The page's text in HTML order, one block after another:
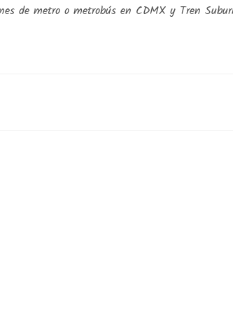
de metro o metrobús en CDMX y Tren